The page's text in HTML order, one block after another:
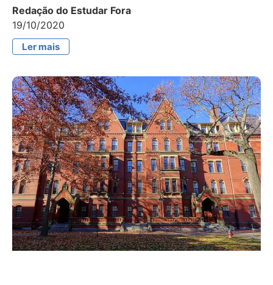
Redação do Estudar Fora
19/10/2020
Ler mais